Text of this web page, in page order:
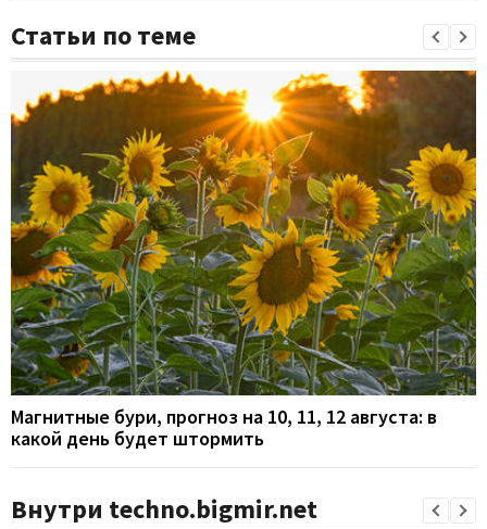
Статьи по теме
Магнитные бури, прогноз на 10, 11, 12 августа: в
какой день будет штормить
Внутри techno.bigmir.net